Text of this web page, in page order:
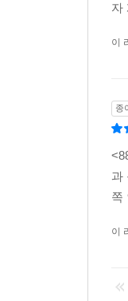
본문
이는
자
이
종
과
쪽
이